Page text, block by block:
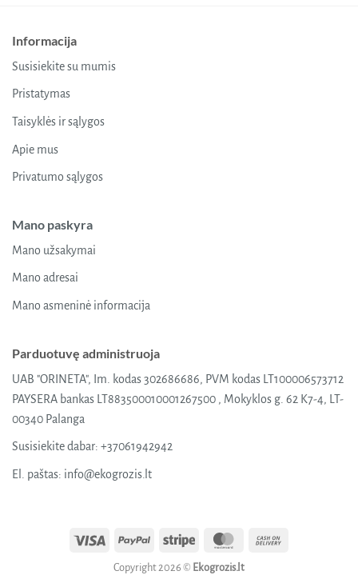
Informacija
Susisiekite su mumis
Pristatymas
Taisyklės ir sąlygos
Apie mus
Privatumo sąlygos
Mano paskyra
Mano užsakymai
Mano adresai
Mano asmeninė informacija
Parduotuvę administruoja
UAB "ORINETA", Im. kodas 302686686, PVM kodas LT100006573712
PAYSERA bankas LT883500010001267500 , Mokyklos g. 62 K7-4, LT-
00340 Palanga
Susisiekite dabar: +37061942942
El. paštas: info@ekogrozis.lt
Visa PayPal Stripe MasterCard
Copyright 2026 © Ekogrozis.lt